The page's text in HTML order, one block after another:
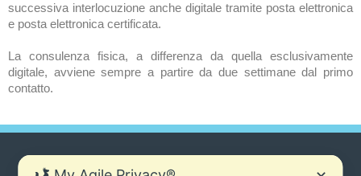
successiva interlocuzione anche digitale tramite posta elettronica
e posta elettronica certificata.
La consulenza fisica, a differenza da quella esclusivamente
digitale, avviene sempre a partire da due settimane dal primo
contatto.